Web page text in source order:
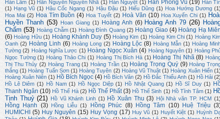
Hàn Lâm (1) Hãn Nguyên Nguyễn Nhã (1) Hàn Nguyệt (1) Hàn Phong Vũ (19) Hàn
(1) Hạng Vũ (1) Hậu Cốc Ngang (1) Hậu Đậu (1) Hiếu Dũng (1) Hoa Hướng Dương
Hoa Mai (2) Hoa Tím Buồn (4) Hoa Tuyết (2) Hoà Văn (10) Hoa Xuyến Chi (1)
Huyền Thanh (53) Hoan Giang (1) Hoàng Anh (6) Hoàng Anh 79 (26)
Chẩm (53) Hoàng Chẫm (1) Hoàng Đình Quang (2) Hoàng Giao (4) Hoàng Hạ
(6) Hoàng Hữu (1) Hoàng Khánh Duy (5) Hoàng Kim (1) Hoàng Kim Chi (1) Hoàng
Oanh (2) Hoàng Linh (6) Hoàng Long (2) Hoàng Lộc (8) Hoàng Mẫn (1) Hoàng
Tường (2) Hoàng Nghĩa Lược (1) Hoàng Ngọc Xuân (4) Hoàng Nguyên (1) Hoàng
Ngọc Tường (1) Hoàng Thảo Chi (1) Hoàng Thị Bích Hà (1) Hoàng Thị Nhã (8)
Thị Thu Thủy (2) Hoàng Trang (1) Hoàng Trần (1) Hoàng Trọng Quý (9) Hoàng
thắng (1) Hoàng Tuấn Sơn (1) Hoàng Tuyên (2) Hoàng Vũ Thuật (1) Hoàng Xuân Hiến
Hoàng Xuân Niên (1) Hồ Bích Ngọc (4) Hồ Bích Vân (2) Hồ Đắc Thiếu Anh (1) Hồ Hải
Hồ Lê Diêm (1) Hồ Nam (1) Hồ Ngọc Diệp (1) Hồ Nhật Quang (1) Hồ Sĩ Duy (1)
Thanh Ngân (10) Hồ Thế Hà (2) Hồ Thế Phất (3) Hồ Thế Sinh (1) Hồ Tĩnh Tâm (1)
Tịnh Thuỷ (21) Hồ Vũ Khánh Linh (1) Hồ Xuân Thu (3) Hội Nhà văn TP. HCM
Hồng Hạnh (3) Hồng Liễu (1) Hồng Phúc (8) Hồng Tâm (10) Huệ Triệu
HUMICHI
(5) Huy Nguyên (15) Huy Vọng (17) Huy Vũ (1) Huyết Kiệt (1) Huỳnh